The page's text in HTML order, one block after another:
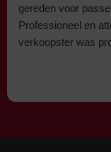
gereden voor
Professioneel en
verkoopster was